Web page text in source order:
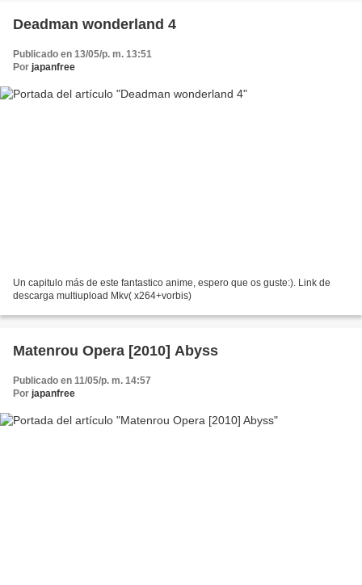
Deadman wonderland 4
Publicado en 13/05/p. m. 13:51
Por japanfree
Un capitulo más de este fantastico anime, espero que os guste:). Link de
descarga multiupload Mkv( x264+vorbis)
Matenrou Opera [2010] Abyss
Publicado en 11/05/p. m. 14:57
Por japanfree